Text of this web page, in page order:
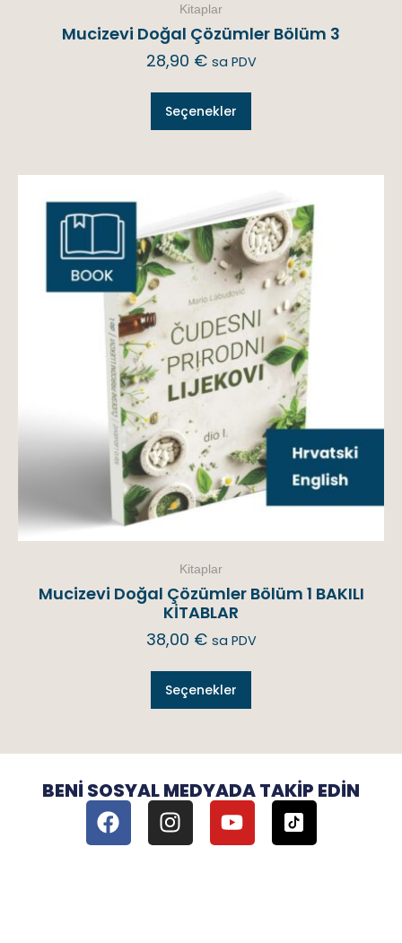
Kitaplar
Mucizevi Doğal Çözümler Bölüm 3
28,90 € sa PDV
Seçenekler
Kitaplar
Mucizevi Doğal Çözümler Bölüm 1 BAKILI
KİTABLAR
38,00 € sa PDV
Seçenekler
BENI SOSYAL MEDYADA TAKIP EDIN